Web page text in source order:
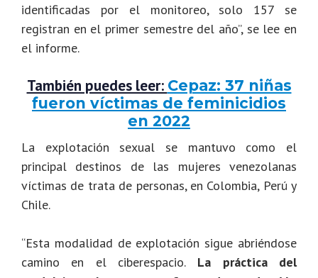
identificadas por el monitoreo, solo 157 se
registran en el primer semestre del año”, se lee en
el informe.
También puedes leer: Cepaz: 37 niñas
fueron víctimas de feminicidios
en 2022
La explotación sexual se mantuvo como el
principal destinos de las mujeres venezolanas
víctimas de trata de personas, en Colombia, Perú y
Chile.
“Esta modalidad de explotación sigue abriéndose
camino en el ciberespacio. La práctica del